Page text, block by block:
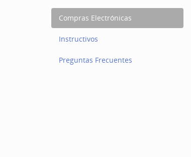
Compras Electrónicas
Instructivos
Preguntas Frecuentes